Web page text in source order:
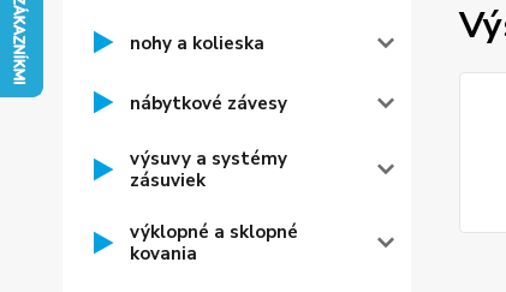
nohy a kolieska
nábytkové závesy
výsuvy a systémy
zásuviek
výklopné a sklopné
kovania